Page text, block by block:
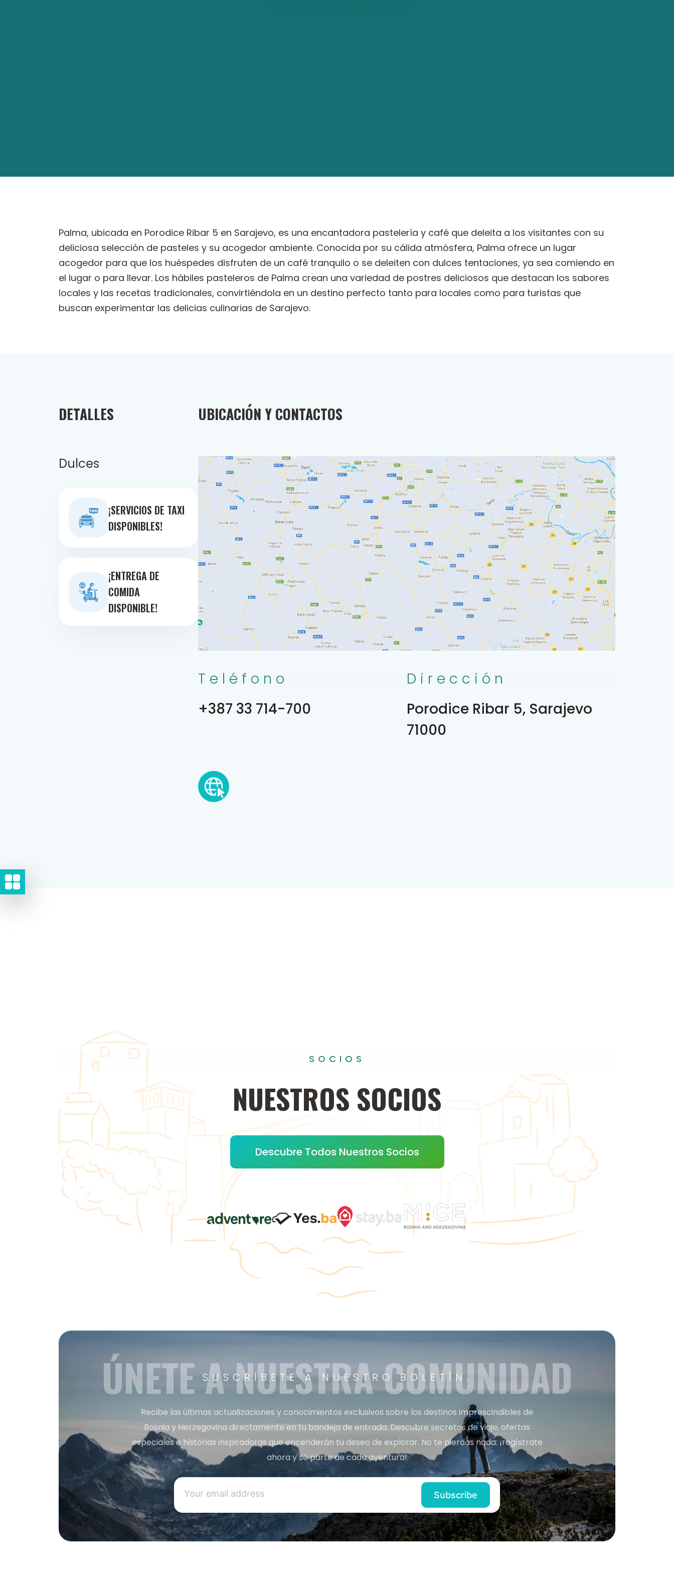
Palma, ubicada en Porodice Ribar 5 en Sarajevo, es una encantadora pastelería y café que deleita a los visitantes con su
deliciosa selección de pasteles y su acogedor ambiente. Conocida por su cálida atmósfera, Palma ofrece un lugar
acogedor para que los huéspedes disfruten de un café tranquilo o se deleiten con dulces tentaciones, ya sea comiendo en
el lugar o para llevar. Los hábiles pasteleros de Palma crean una variedad de postres deliciosos que destacan los sabores
locales y las recetas tradicionales, convirtiéndola en un destino perfecto tanto para locales como para turistas que
buscan experimentar las delicias culinarias de Sarajevo.
DETALLES
Dulces
¡SERVICIOS DE TAXI
DISPONIBLES!
¡ENTREGA DE
COMIDA
DISPONIBLE!
UBICACIÓN Y CONTACTOS
Teléfono
+387 33 714-700
Dirección
Porodice Ribar 5, Sarajevo
71000
SOCIOS
NUESTROS SOCIOS
Descubre Todos Nuestros Socios
SUSCRÍBETE A NUESTRO BOLETÍN.
ÚNETE A NUESTRA COMUNIDAD
Recibe las últimas actualizaciones y conocimientos exclusivos sobre los destinos imprescindibles de
Bosnia y Herzegovina directamente en tu bandeja de entrada. Descubre secretos de viaje, ofertas
especiales e historias inspiradoras que encenderán tu deseo de explorar. No te pierdas nada: ¡regístrate
ahora y sé parte de cada aventura!